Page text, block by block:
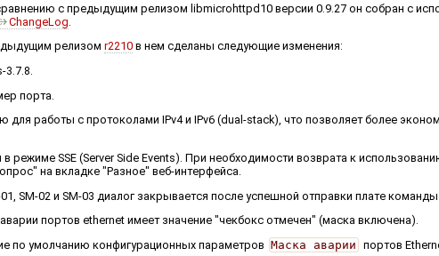
с предыдущим релизом libmicrohttpd10 версии 0.9.27 он собран с
ChangeLog
релизомr2210 в нем сделаны следующие изменения:
порта.
для работы с протоколами IPv4 и IPv6 (dual-stack), что позволяет более
режиме SSE (Server Side Events). При необходимости возврата к
на вкладке "Разное" веб-интерфейса.
SM-02 и SM-03 диалог закрывается после успешной отправки плате команды
портов ethernet имеет значение "чекбокс отмечен" (маска включена).
по умолчанию конфигурационных параметров Маска аварии портов